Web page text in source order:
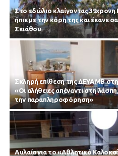
Στο εδώλιο κλαίγοντας 39χρονη
ήπιε με την κόρη της και έκανε
Σκιάθου
Σκληρή επίθεση της ΔΕΥΑΜΒ
«Οι αλήθειες απέναντι στη
την παραπληροφόρηση»
Αυλαία για το «Αθλητικό